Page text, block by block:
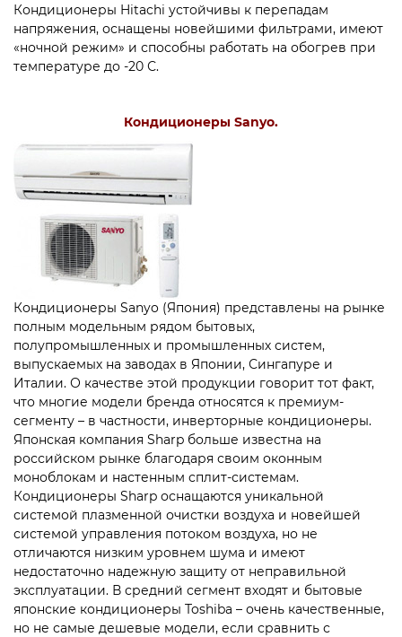
Кондиционеры Hitachi устойчивы к перепадам
напряжения, оснащены новейшими фильтрами, имеют
«ночной режим» и способны работать на обогрев при
температуре до -20 С.
Кондиционеры Sanyo.
Кондиционеры Sanyo (Япония) представлены на рынке
полным модельным рядом бытовых,
полупромышленных и промышленных систем,
выпускаемых на заводах в Японии, Сингапуре и
Италии. О качестве этой продукции говорит тот факт,
что многие модели бренда относятся к премиум-
сегменту – в частности, инверторные кондиционеры.
Японская компания Sharp больше известна на
российском рынке благодаря своим оконным
моноблокам и настенным сплит-системам.
Кондиционеры Sharp оснащаются уникальной
системой плазменной очистки воздуха и новейшей
системой управления потоком воздуха, но не
отличаются низким уровнем шума и имеют
недостаточно надежную защиту от неправильной
эксплуатации. В средний сегмент входят и бытовые
японские кондиционеры Toshiba – очень качественные,
но не самые дешевые модели, если сравнить с